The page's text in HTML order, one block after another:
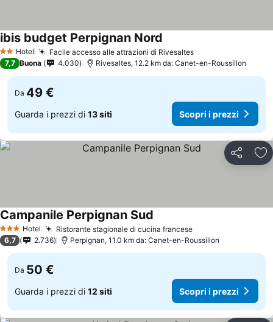
2 StelleHotel Facile accesso alle attrazioni di Rivesaltes
ibis budget Perpignan Nord
7,7 Buona 4.030 Rivesaltes, 12.2 km da: Canet-en-Roussillon
Da 49 €
Guarda i prezzi di 13 siti Scopri i prezzi
Condividi
3 StelleHotel Ristorante stagionale di cucina francese
Campanile Perpignan Sud
6,7 2.736 Perpignan, 11.0 km da: Canet-en-Roussillon
Da 50 €
Guarda i prezzi di 12 siti Scopri i prezzi